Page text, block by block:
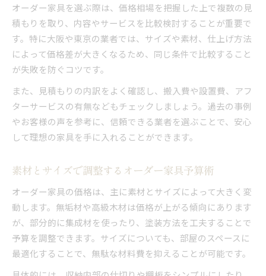
オーダー家具を選ぶ際は、価格相場を把握した上で複数の見
積もりを取り、内容やサービスを比較検討することが重要で
す。特に大阪や東京の業者では、サイズや素材、仕上げ方法
によって価格差が大きくなるため、同じ条件で比較すること
が失敗を防ぐコツです。
また、見積もりの内訳をよく確認し、搬入費や設置費、アフ
ターサービスの有無などもチェックしましょう。過去の事例
やお客様の声を参考に、信頼できる業者を選ぶことで、安心
して理想の家具を手に入れることができます。
素材とサイズで調整するオーダー家具予算術
オーダー家具の価格は、主に素材とサイズによって大きく変
動します。無垢材や高級木材は価格が上がる傾向にあります
が、部分的に集成材を使ったり、塗装方法を工夫することで
予算を調整できます。サイズについても、部屋のスペースに
最適化することで、無駄な材料費を抑えることが可能です。